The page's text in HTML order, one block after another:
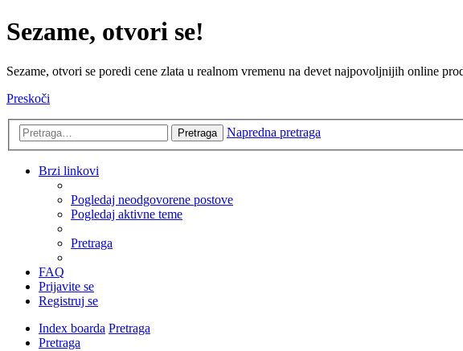
Sezame, otvori se!
Sezame, otvori se poredi cene zlata u realnom vremenu na devet najpovoljnijih online
Preskoči
Pretraga Napredna pretraga
Brzi linkovi
Pogledaj neodgovorene postove
Pogledaj aktivne teme
Pretraga
FAQ
Prijavite se
Registruj se
Index boarda Pretraga
Pretraga